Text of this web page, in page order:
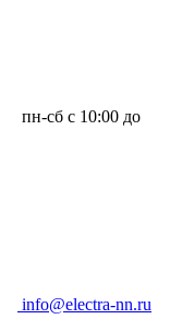
пн-сб с 10:00 до
info@electra-nn.ru